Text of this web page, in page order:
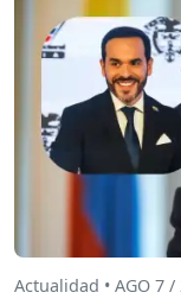
Actualidad • AGO 7 /